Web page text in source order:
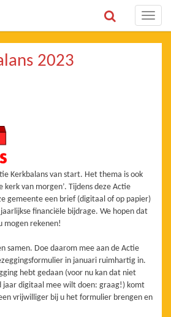
Toggle
2023
Kerkbalans van start. Het thema is ook
kerk van morgen’. Tijdens deze Actie
gemeente een brief (digitaal of op papier)
financiële bijdrage. We hopen dat
mogen rekenen!
samen. Doe daarom mee aan de Actie
in januari ruimhartig in.
hebt gedaan (voor nu kan dat niet
jaar digitaal mee wilt doen: graag!) komt
vrijwilliger bij u het formulier brengen en